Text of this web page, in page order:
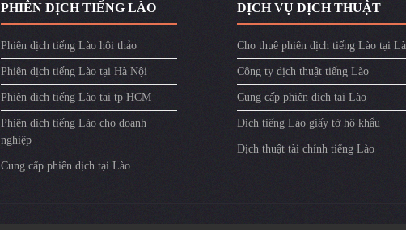
PHIÊN DỊCH TIẾNG LÀO
Phiên dịch tiếng Lào hội thảo
Phiên dịch tiếng Lào tại Hà Nội
Phiên dịch tiếng Lào tại tp HCM
Phiên dịch tiếng Lào cho doanh
nghiệp
Cung cấp phiên dịch tại Lào
DỊCH VỤ DỊCH THUẬT
Cho thuê phiên dịch tiếng Lào tại
Công ty dịch thuật tiếng Lào
Cung cấp phiên dịch tại Lào
Dịch tiếng Lào giấy tờ hộ khẩu
Dịch thuật tài chính tiếng Lào